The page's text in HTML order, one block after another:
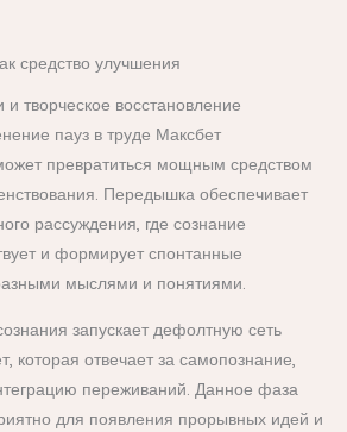
средство улучшения
творческое восстановление
пауз в труде Максбет
превратиться мощным средством
Передышка обеспечивает
рассуждения, где сознание
и формирует спонтанные
мыслями и понятиями.
запускает дефолтную сеть
которая отвечает за самопознание,
переживаний. Данное фаза
для появления прорывных идей и